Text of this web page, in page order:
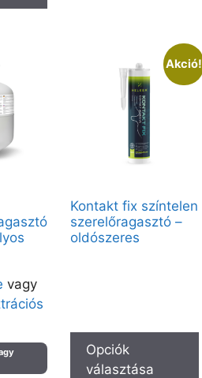
vagy
Akció!
Kontakt fix színtelen
szerelőragasztó –
oldószeres
Opciók
választása